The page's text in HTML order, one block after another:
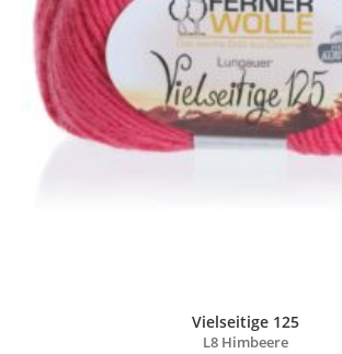
Vielseitige 125
L8 Himbeere